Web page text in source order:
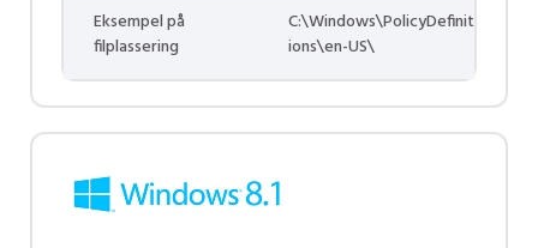
Eksempel på
filplassering
C:\Windows\PolicyDefinit
ions\en-US\